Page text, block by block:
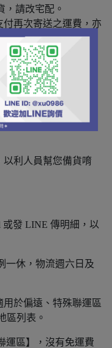
，請改宅配。
再次寄送之運費，亦
)，姓名有誤造成之
費。
以利人員幫您備貨唷
或發 LINE 傳明細，以
一休，物流週六日及
於偏遠、特殊聯運區
區列表。
運區】，沒有免運費